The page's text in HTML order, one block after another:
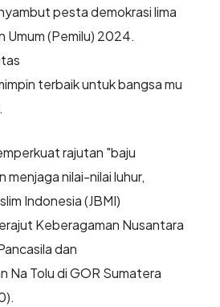
pesta demokrasi lima
Umum (Pemilu) 2024.
terbaik untuk bangsa mu
rajutan "baju
menjaga nilai-nilai luhur,
Indonesia (JBMI)
Keberagaman Nusantara
dan
Na Tolu di GOR Sumatera